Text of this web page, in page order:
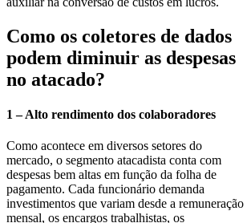
Como os coletores de dados
podem diminuir as despesas
no atacado?
1 – Alto rendimento dos colaboradores
Como acontece em diversos setores do
mercado, o segmento atacadista conta com
despesas bem altas em função da folha de
pagamento. Cada funcionário demanda
investimentos que variam desde a remuneração
mensal, os encargos trabalhistas, os